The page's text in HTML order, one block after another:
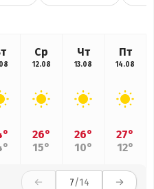
Ср
12.08
26°
15°
Чт
13.08
26°
10°
Пт
14.08
27°
12°
7/14